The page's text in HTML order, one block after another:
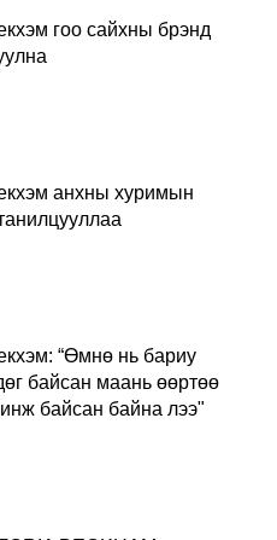
гоо сайхны брэнд
анхны хуримын
“Өмнө нь бариу
байсан маань өөртөө
байсан байна лээ"